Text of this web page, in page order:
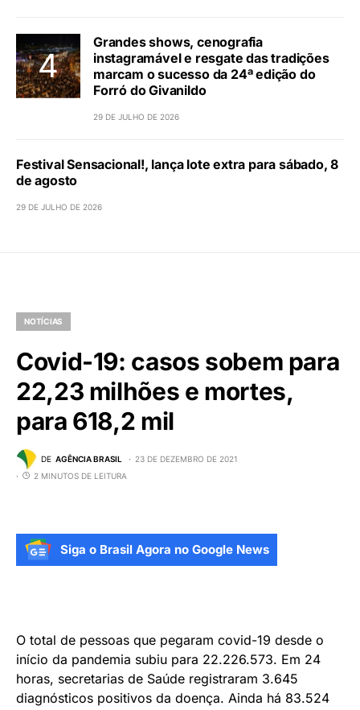
Grandes shows, cenografia
instagramável e resgate das tradições
marcam o sucesso da 24ª edição do
Forró do Givanildo
29 DE JULHO DE 2026
Festival Sensacional!, lança lote extra para sábado, 8
de agosto
29 DE JULHO DE 2026
NOTÍCIAS
Covid-19: casos sobem para
22,23 milhões e mortes,
para 618,2 mil
DE AGÊNCIA BRASIL
23 DE DEZEMBRO DE 2021
2 MINUTOS DE LEITURA
Siga o Brasil Agora no Google News
O total de pessoas que pegaram covid-19 desde o
início da pandemia subiu para 22.226.573. Em 24
horas, secretarias de Saúde registraram 3.645
diagnósticos positivos da doença. Ainda há 83.524